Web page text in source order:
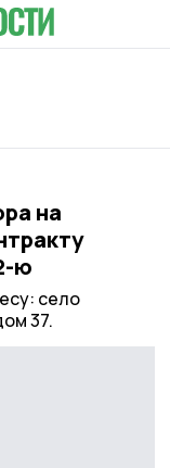
на
ю
село
37.